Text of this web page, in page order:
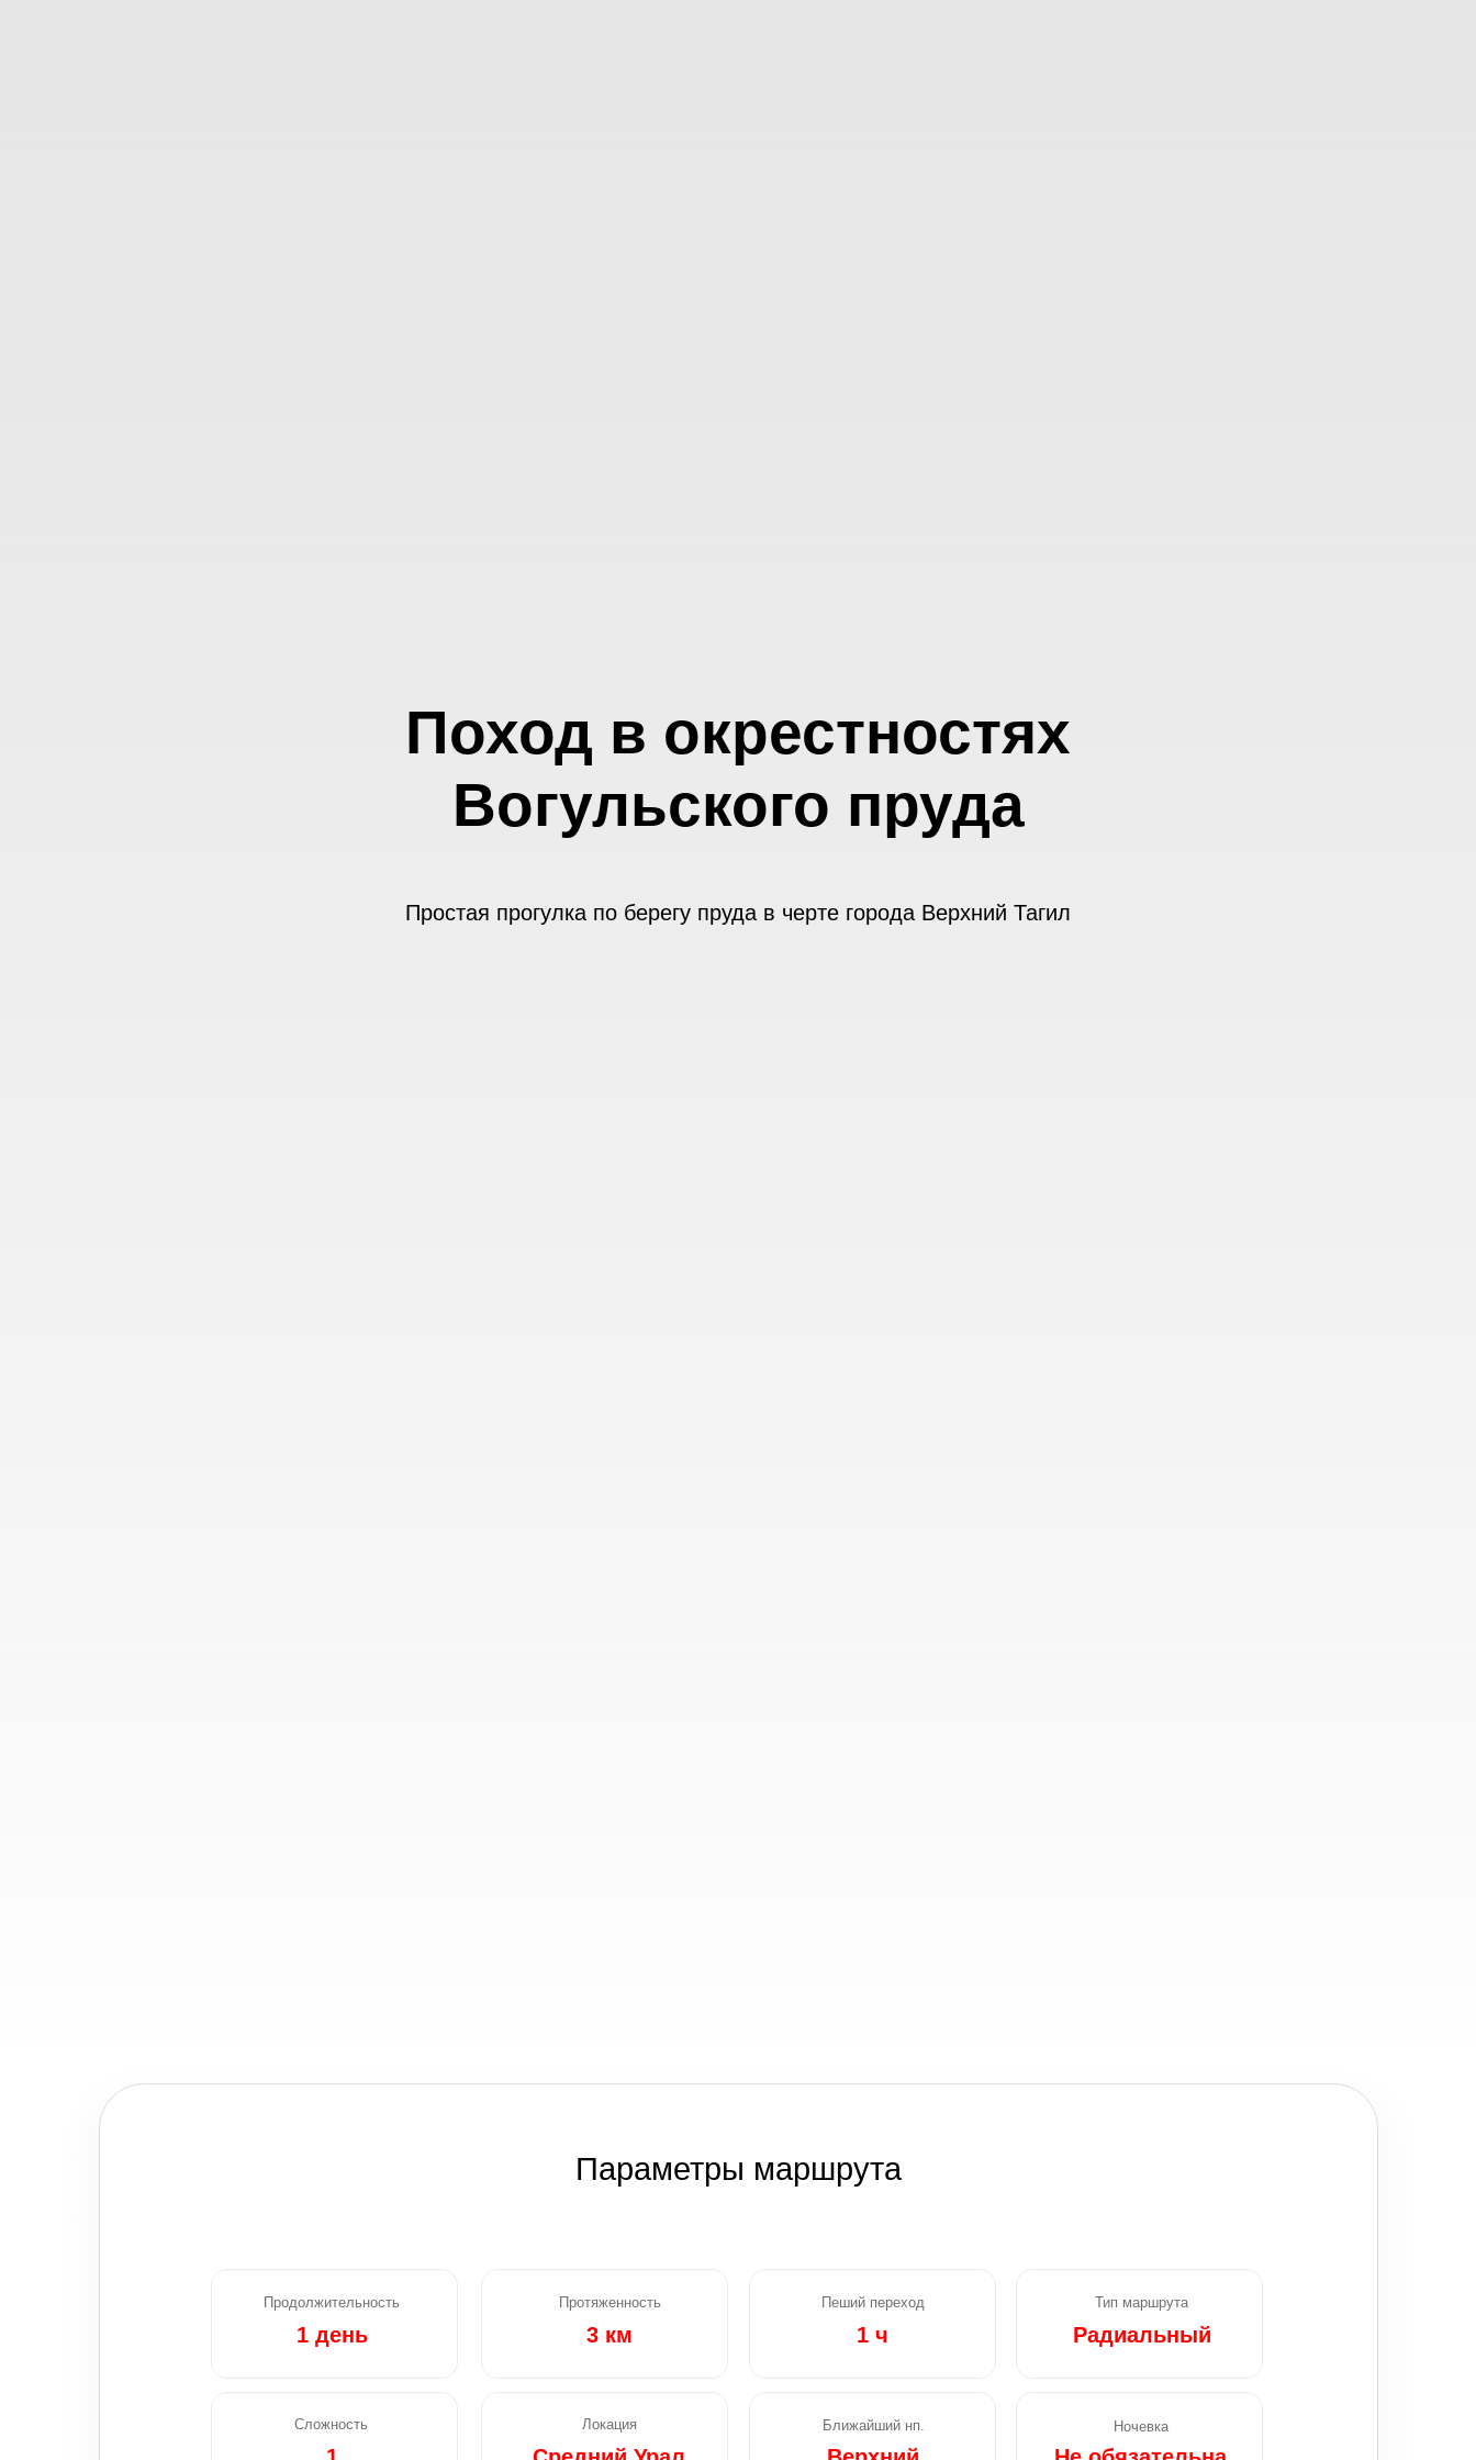
Поход в окрестностях
Вогульского пруда
Простая прогулка по берегу пруда в черте города Верхний Тагил
Параметры маршрута
1 день
Продолжительность
3 км
Протяженность
1 ч
Пеший переход
Радиальный
Тип маршрута
Сложность Локация Ближайший нп. Ночевка